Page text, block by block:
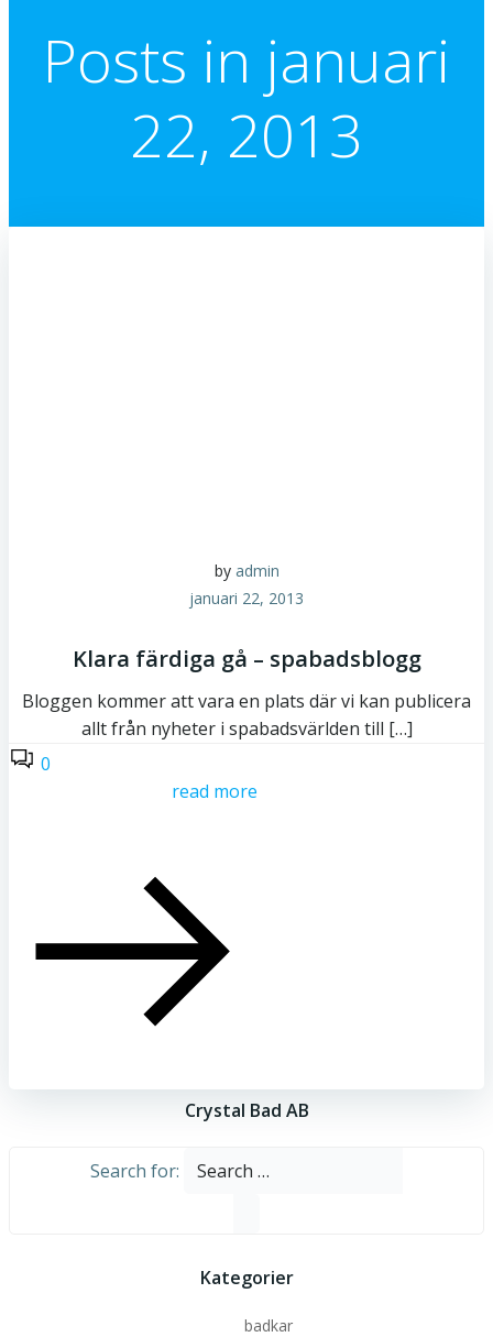
Posts in januari
22, 2013
by admin
januari 22, 2013
Klara färdiga gå – spabadsblogg
Bloggen kommer att vara en plats där vi kan publicera
allt från nyheter i spabadsvärlden till […]
0
read more
Crystal Bad AB
Search for:
Kategorier
badkar